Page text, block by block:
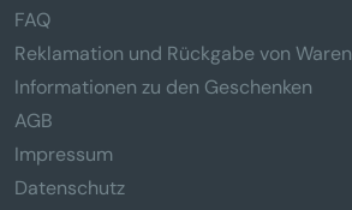
FAQ
Reklamation und Rückgabe von Waren
Informationen zu den Geschenken
AGB
Impressum
Datenschutz